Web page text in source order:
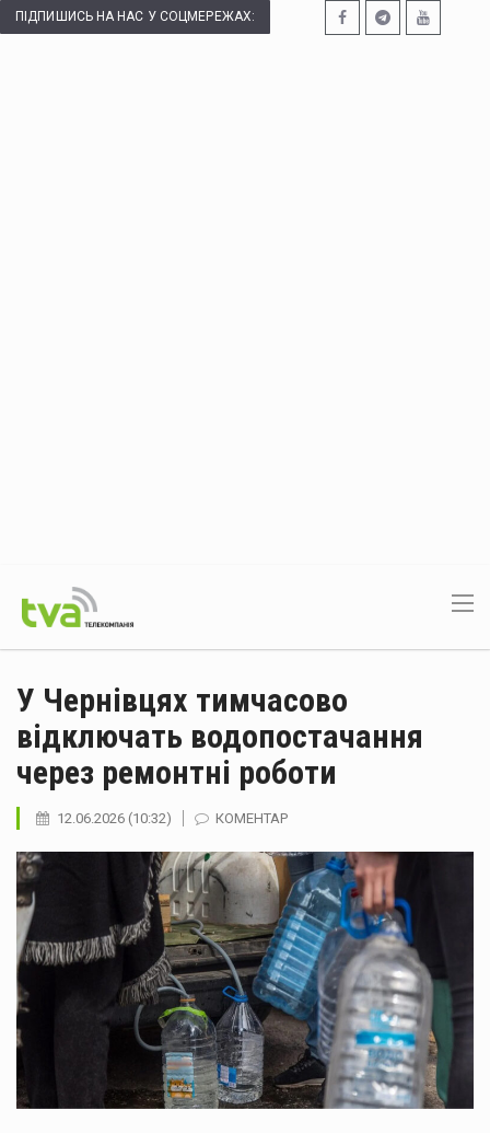
ПІДПИШИСЬ НА НАС У СОЦМЕРЕЖАХ:
У Чернівцях тимчасово
відключать водопостачання
через ремонтні роботи
12.06.2026 (10:32) КОМЕНТАР